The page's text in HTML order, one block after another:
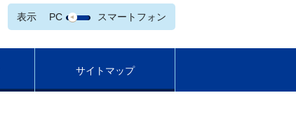
表示 PC スマートフォン
サイトマップ